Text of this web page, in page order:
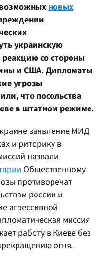
новых
украинскую
со стороны
и США. Дипломаты
угрозы
что посольства
в штатном режиме.
заявление МИД
и риторику в
назвали
Общественному
противоречат
россии и
агрессивной
миссия
работу в Киеве без
огня.